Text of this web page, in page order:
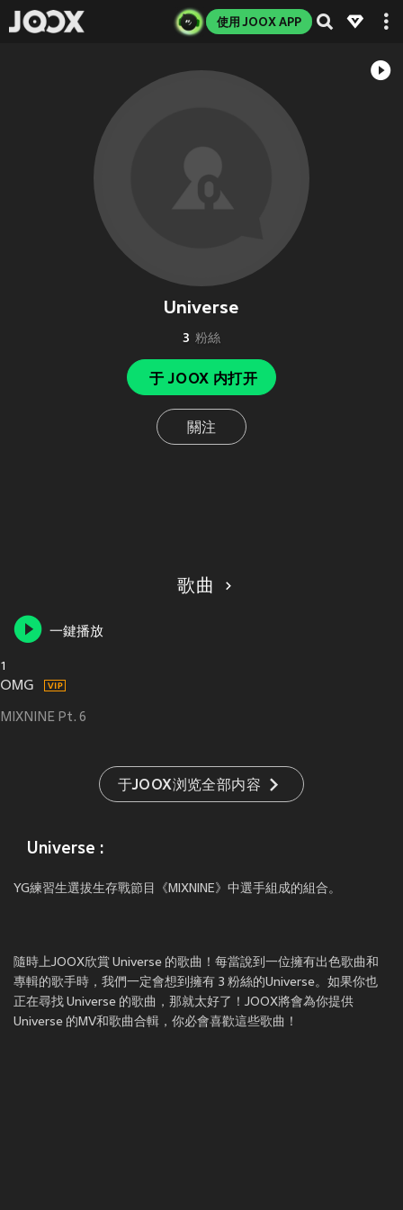
使用 JOOX APP
Universe
3 粉絲
于 JOOX 内打开
關注
歌曲
一鍵播放
1
OMG
MIXNINE Pt. 6
于JOOX浏览全部内容
Universe :
YG練習生選拔生存戰節目《MIXNINE》中選手組成的組合。
隨時上JOOX欣賞 Universe 的歌曲！每當說到一位擁有出色歌曲和
專輯的歌手時，我們一定會想到擁有 3 粉絲的Universe。如果你也
正在尋找 Universe 的歌曲，那就太好了！JOOX將會為你提供
Universe 的MV和歌曲合輯，你必會喜歡這些歌曲！